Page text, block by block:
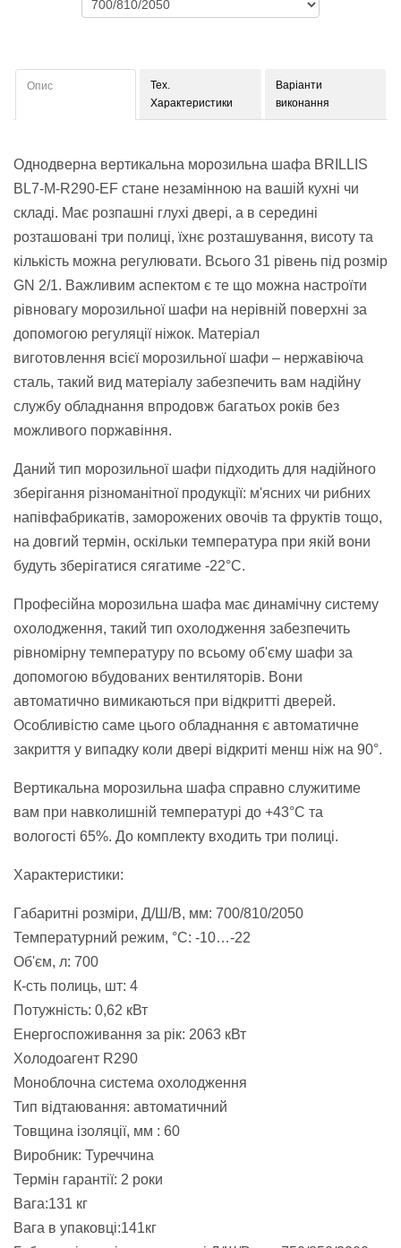
Опис
Тех.
Характеристики
Варіанти
виконання
Однодверна вертикальна морозильна шафа BRILLIS
BL7-M-R290-EF стане незамінною на вашій кухні чи
складі. Має розпашні глухі двері, а в середині
розташовані три полиці, їхнє розташування, висоту та
кількість можна регулювати. Всього 31 рівень під розмір
GN 2/1. Важливим аспектом є те що можна настроїти
рівновагу морозильної шафи на нерівній поверхні за
допомогою регуляції ніжок. Матеріал
виготовлення всієї морозильної шафи – нержавіюча
сталь, такий вид матеріалу забезпечить вам надійну
службу обладнання впродовж багатьох років без
можливого поржавіння.
Даний тип морозильної шафи підходить для надійного
зберігання різноманітної продукції: м'ясних чи рибних
напівфабрикатів, заморожених овочів та фруктів тощо,
на довгий термін, оскільки температура при якій вони
будуть зберігатися сягатиме -22°C.
Професійна морозильна шафа має динамічну систему
охолодження, такий тип охолодження забезпечить
рівномірну температуру по всьому об'єму шафи за
допомогою вбудованих вентиляторів. Вони
автоматично вимикаються при відкритті дверей.
Особливістю саме цього обладнання є автоматичне
закриття у випадку коли двері відкриті менш ніж на 90°.
Вертикальна морозильна шафа справно служитиме
вам при навколишній температурі до +43°C та
вологості 65%. До комплекту входить три полиці.
Характеристики:
Габаритні розміри, Д/Ш/В, мм: 700/810/2050
Температурний режим, °С: -10…-22
Об'єм, л: 700
К-сть полиць, шт: 4
Потужність: 0,62 кВт
Енергоспоживання за рік: 2063 кВт
Холодоагент R290
Моноблочна система охолодження
Тип відтаювання: автоматичний
Товщина ізоляції, мм : 60
Виробник: Туреччина
Термін гарантії: 2 роки
Вага:131 кг
Вага в упаковці:141кг